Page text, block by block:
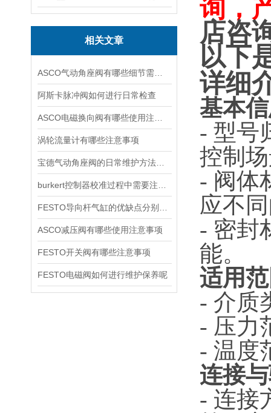
相关文章
阿斯卡脉冲阀如何进行日常检查
涡轮流量计有哪些注意事项
ASCO减压阀有哪些使用注意事项
FESTO开关阀有哪些注意事项
FESTO电磁阀如何进行维护保养呢
询，
店咨
以下
详细
基本
- 型号
控制
- 阀体
应不
- 密封
能。
适用
- 介质
- 压力
- 温度
连接
- 连接